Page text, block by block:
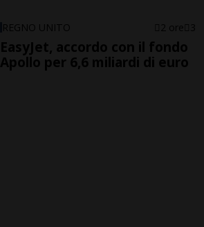
REGNO UNITO 2 ore 3
EasyJet, accordo con il fondo
Apollo per 6,6 miliardi di euro